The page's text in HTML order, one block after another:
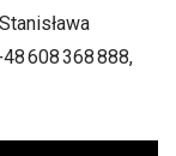
608 368 888,